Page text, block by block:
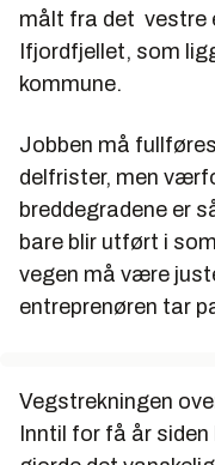
målt fra det vestre
Ifjordfjellet, som
kommune.
Jobben må
delfrister, men
breddegradene er
bare blir utført i
vegen må være
entreprenøren tar
Vegstrekningen
Inntil for få år